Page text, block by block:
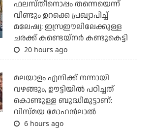
ഫലസ്തീനൊപ്പം തന്നെയെന്ന്
വീണ്ടും ഉറക്കെ പ്രഖ്യാപിച്ച്
മലേഷ്യ: ഇസ്രഈലിലേക്കുള്ള
ചരക്ക് കണ്ടെയ്‌നര്‍ കണ്ടുകെട്ടി
20 hours ago
മലയാളം എനിക്ക് നന്നായി
വഴങ്ങും, ഊട്ടിയില്‍ പഠിച്ചത്
കൊണ്ടുള്ള ബുദ്ധിമുട്ടാണ്:
വിസ്മയ മോഹന്‍ലാല്‍
6 hours ago